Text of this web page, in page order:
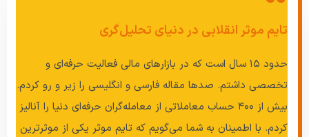
تایم موثر انقلابی در دنیای تحلیل‌گری
حدود ۱۵ سال است که در بازارهای مالی فعالیت حرفه‌ای و
تخصصی داشتم. صدها مقاله فارسی و انگلیسی را زیر و رو کردم.
بیش از ۴۰۰ حساب معاملاتی از معامله‌گران حرفه‌ای دنیا را آنالیز
کردم. با اطمینان به شما می‌گویم که تایم موثر یکی از موثرترین